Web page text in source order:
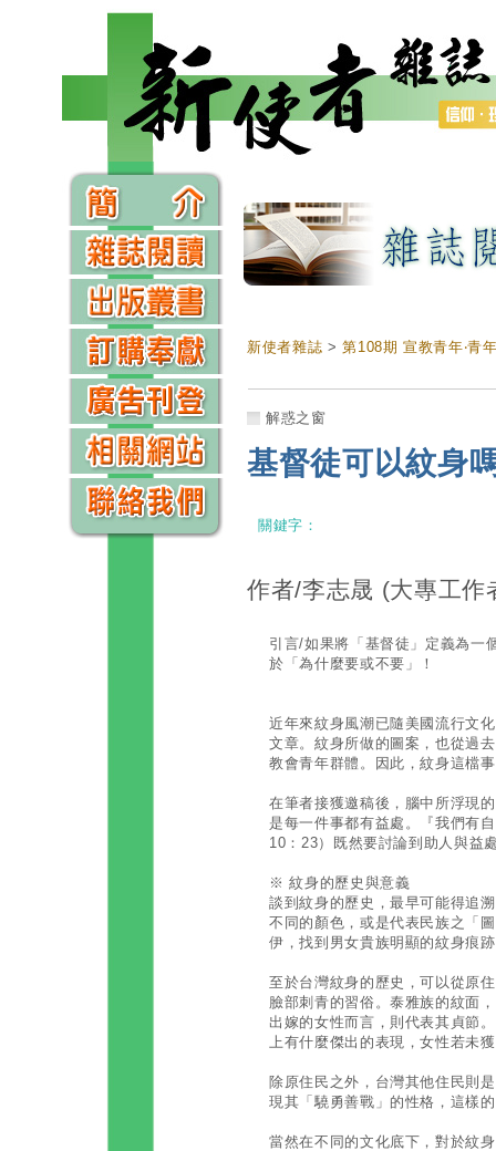
新使者雜誌 >第108期 宣教青年‧青
解惑之窗
基督徒可以紋身
關鍵字：
作者/李志晟 (大專工作
引言/如果將「基督徒」定義為一
於「為什麼要或不要」！
近年來紋身風潮已隨美國流行文
文章。紋身所做的圖案，也從過
教會青年群體。因此，紋身這檔
在筆者接獲邀稿後，腦中所浮現
是每一件事都有益處。『我們有
10：23）既然要討論到助人與益
※ 紋身的歷史與意義
談到紋身的歷史，最早可能得追
不同的顏色，或是代表民族之「
伊，找到男女貴族明顯的紋身痕
至於台灣紋身的歷史，可以從原
臉部刺青的習俗。泰雅族的紋面
出嫁的女性而言，則代表其貞節
上有什麼傑出的表現，女性若未
除原住民之外，台灣其他住民則
現其「驍勇善戰」的性格，這樣
當然在不同的文化底下，對於紋